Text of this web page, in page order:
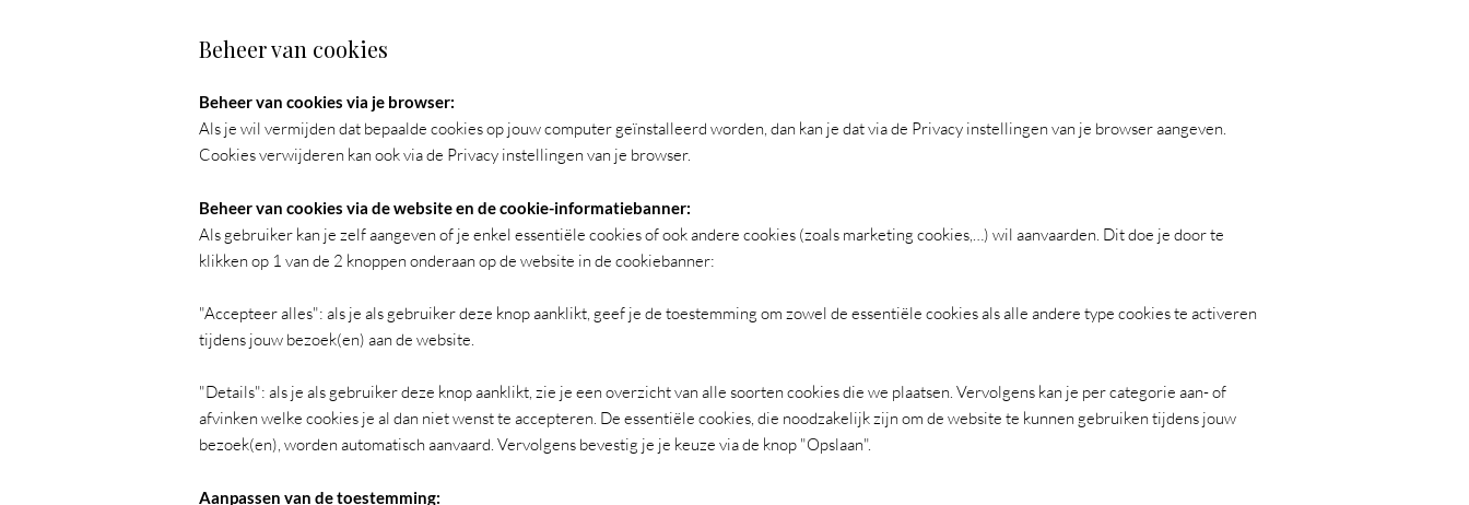
Beheer van cookies
Beheer van cookies via je browser:
Als je wil vermijden dat bepaalde cookies op jouw computer geïnstalleerd worden, dan kan je dat via de Privacy instellingen van je browser aangeven.
Cookies verwijderen kan ook via de Privacy instellingen van je browser.
Beheer van cookies via de website en de cookie-informatiebanner:
Als gebruiker kan je zelf aangeven of je enkel essentiële cookies of ook andere cookies (zoals marketing cookies,…) wil aanvaarden. Dit doe je door te
klikken op 1 van de 2 knoppen onderaan op de website in de cookiebanner:
"Accepteer alles": als je als gebruiker deze knop aanklikt, geef je de toestemming om zowel de essentiële cookies als alle andere type cookies te activeren
tijdens jouw bezoek(en) aan de website.
"Details": als je als gebruiker deze knop aanklikt, zie je een overzicht van alle soorten cookies die we plaatsen. Vervolgens kan je per categorie aan- of
afvinken welke cookies je al dan niet wenst te accepteren. De essentiële cookies, die noodzakelijk zijn om de website te kunnen gebruiken tijdens jouw
bezoek(en), worden automatisch aanvaard. Vervolgens bevestig je je keuze via de knop "Opslaan".
Aanpassen van de toestemming: